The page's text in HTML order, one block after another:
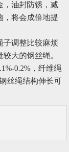
，油封防锈，减
，将会成倍地提
子调整比较麻烦
大的钢丝绳。
0.2%，纤维绳
丝绳结构伸长可